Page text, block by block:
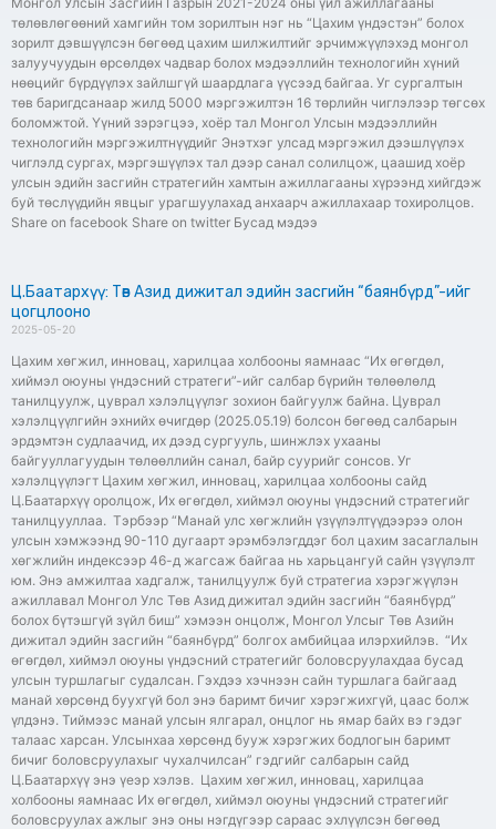
төлөвлөгөөний хамгийн том зорилтын нэг нь “Цахим үндэстэн” болох
зорилт дэвшүүлсэн бөгөөд цахим шилжилтийг эрчимжүүлэхэд монгол
залуучуудын өрсөлдөх чадвар болох мэдээллийн технологийн хүний
нөөцийг бүрдүүлэх зайлшгүй шаардлага үүсээд байгаа. Уг сургалтын
төв баригдсанаар жилд 5000 мэргэжилтэн 16 төрлийн чиглэлээр төгсөх
боломжтой. Үүний зэрэгцээ, хоёр тал Монгол Улсын мэдээллийн
технологийн мэргэжилтнүүдийг Энэтхэг улсад мэргэжил дээшлүүлэх
чиглэлд сургах, мэргэшүүлэх тал дээр санал солилцож, цаашид хоёр
улсын эдийн засгийн стратегийн хамтын ажиллагааны хүрээнд хийгдэж
буй төслүүдийн явцыг урагшуулахад анхаарч ажиллахаар тохиролцов.
Share on facebook Share on twitter Бусад мэдээ
Ц.Баатархүү: Төв Азид дижитал эдийн засгийн “баянбүрд”-ийг
цогцлооно
2025-05-20
Цахим хөгжил, инновац, харилцаа холбооны яамнаас “Их өгөгдөл,
хиймэл оюуны үндэсний стратеги”-ийг салбар бүрийн төлөөлөлд
танилцуулж, цуврал хэлэлцүүлэг зохион байгуулж байна. Цуврал
хэлэлцүүлгийн эхнийх өчигдөр (2025.05.19) болсон бөгөөд салбарын
эрдэмтэн судлаачид, их дээд сургууль, шинжлэх ухааны
байгууллагуудын төлөөллийн санал, байр суурийг сонсов. Уг
хэлэлцүүлэгт Цахим хөгжил, инновац, харилцаа холбооны сайд
Ц.Баатархүү оролцож, Их өгөгдөл, хиймэл оюуны үндэсний стратегийг
танилцууллаа. Тэрбээр “Манай улс хөгжлийн үзүүлэлтүүдээрээ олон
улсын хэмжээнд 90-110 дугаарт эрэмбэлэгддэг бол цахим засаглалын
хөгжлийн индексээр 46-д жагсаж байгаа нь харьцангуй сайн үзүүлэлт
юм. Энэ амжилтаа хадгалж, танилцуулж буй стратегиа хэрэгжүүлэн
ажиллавал Монгол Улс Төв Азид дижитал эдийн засгийн “баянбүрд”
болох бүтэшгүй зүйл биш” хэмээн онцолж, Монгол Улсыг Төв Азийн
дижитал эдийн засгийн “баянбүрд” болгох амбийцаа илэрхийлэв. “Их
өгөгдөл, хиймэл оюуны үндэсний стратегийг боловсруулахдаа бусад
улсын туршлагыг судалсан. Гэхдээ хэчнээн сайн туршлага байгаад
манай хөрсөнд буухгүй бол энэ баримт бичиг хэрэгжихгүй, цаас болж
үлдэнэ. Тиймээс манай улсын ялгарал, онцлог нь ямар байх вэ гэдэг
талаас харсан. Улсынхаа хөрсөнд бууж хэрэгжих бодлогын баримт
бичиг боловсруулахыг чухалчилсан” гэдгийг салбарын сайд
Ц.Баатархүү энэ үеэр хэлэв. Цахим хөгжил, инновац, харилцаа
холбооны яамнаас Их өгөгдөл, хиймэл оюуны үндэсний стратегийг
боловсруулах ажлыг энэ оны нэгдүгээр сараас эхлүүлсэн бөгөөд